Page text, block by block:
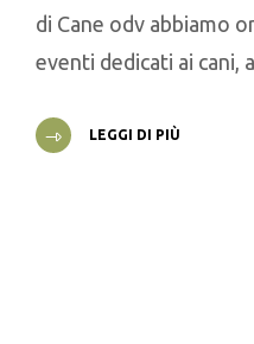
di Cane odv abbiamo
eventi dedicati ai cani,
LEGGI DI PIÙ